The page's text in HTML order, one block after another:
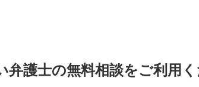
弁護士の無料相談をご利用く